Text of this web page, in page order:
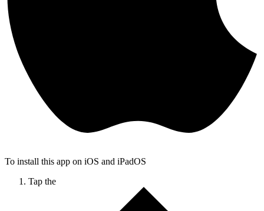
To install this app on iOS and iPadOS
Tap the